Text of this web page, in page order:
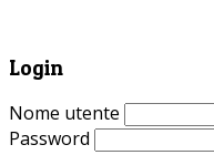
Login
Nome utente
Password